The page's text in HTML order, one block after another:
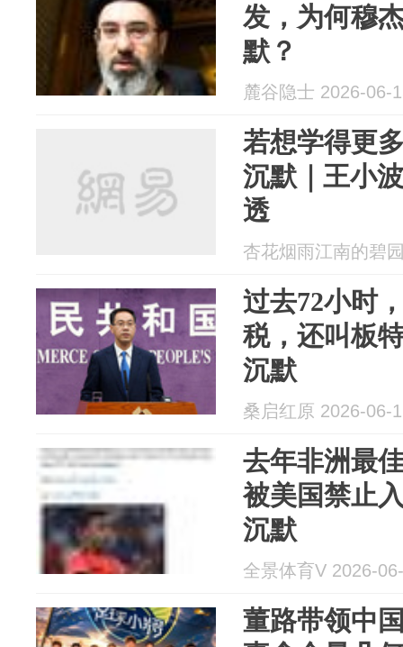
发，为何穆
默？
麓谷隐士 2026-06-
若想学得更
沉默｜王小
透
杏花烟雨江南的碧
过去72小时
税，还叫板
沉默
桑启红原 2026-06-
去年非洲最
被美国禁止
沉默
全景体育V 2026-
董路带领中